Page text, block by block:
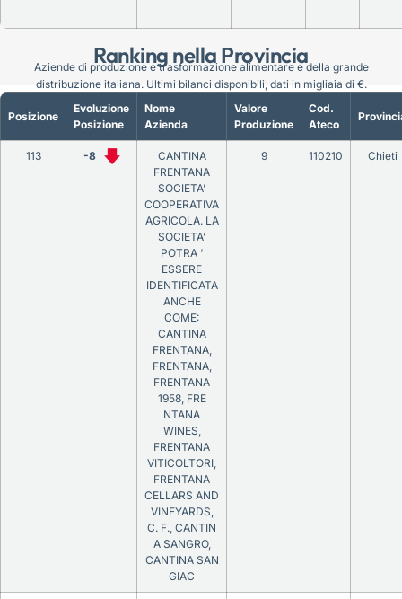
Ranking nella Provincia
Posizione
Evoluzione
Posizione
Nome
Azienda
Valore
Produzione
Cod.
Ateco
113 -8
CANTINA
FRENTANA
SOCIETA’
COOPERATIVA
AGRICOLA. LA
SOCIETA’
POTRA ‘
ESSERE
IDENTIFICATA
ANCHE
COME:
CANTINA
FRENTANA,
FRENTANA,
FRENTANA
1958, FRE
NTANA
WINES,
FRENTANA
VITICOLTORI,
FRENTANA
CELLARS AND
VINEYARDS,
C. F., CANTIN
A SANGRO,
CANTINA SAN
GIAC
9 110210 Chieti
Aziende di produzione e trasformazione alimentare e della grande
distribuzione italiana. Ultimi bilanci disponibili, dati in migliaia di €.